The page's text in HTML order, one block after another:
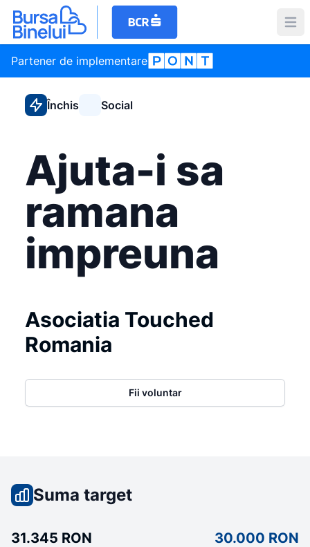
Partener de implementare
Închis Social
Ajuta-i sa
ramana
impreuna
Asociatia Touched
Romania
Fii voluntar
Suma target
31.345 RON 30.000 RON